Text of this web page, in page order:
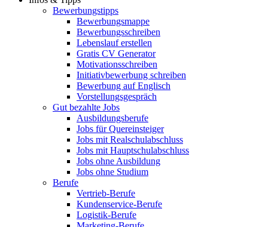
Bewerbungstipps
Bewerbungsmappe
Bewerbungsschreiben
Lebenslauf erstellen
Gratis CV Generator
Motivationsschreiben
Initiativbewerbung schreiben
Bewerbung auf Englisch
Vorstellungsgespräch
Gut bezahlte Jobs
Ausbildungsberufe
Jobs für Quereinsteiger
Jobs mit Realschulabschluss
Jobs mit Hauptschulabschluss
Jobs ohne Ausbildung
Jobs ohne Studium
Berufe
Vertrieb-Berufe
Kundenservice-Berufe
Logistik-Berufe